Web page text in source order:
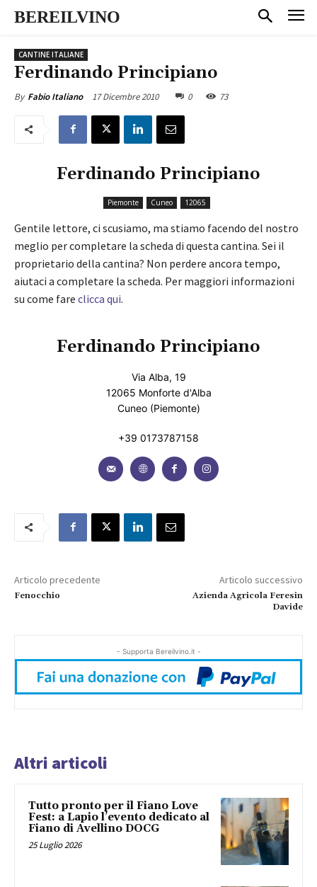
BEREILVINO
CANTINE ITALIANE
Ferdinando Principiano
By Fabio Italiano 17 Dicembre 2010 0 73
Ferdinando Principiano
Piemonte Cuneo 12065
Gentile lettore, ci scusiamo, ma stiamo facendo del nostro
meglio per completare la scheda di questa cantina. Sei il
proprietario della cantina? Non perdere ancora tempo,
aiutaci a completare la scheda. Per maggiori informazioni
su come fare clicca qui.
Ferdinando Principiano
Via Alba, 19
12065 Monforte d'Alba
Cuneo (Piemonte)
+39 0173787158
Articolo precedente
Fenocchio
Articolo successivo
Azienda Agricola Feresin
Davide
- Supporta Bereilvino.it -
Altri articoli
Tutto pronto per il Fiano Love
Fest: a Lapio l’evento dedicato al
Fiano di Avellino DOCG
25 Luglio 2026